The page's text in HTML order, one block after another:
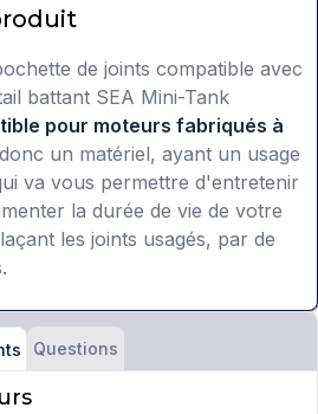
de joints compatible avec
battant SEA Mini-Tank
pour moteurs fabriqués à
un matériel, ayant un usage
va vous permettre d'entretenir
la durée de vie de votre
les joints usagés, par de
Questions